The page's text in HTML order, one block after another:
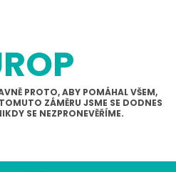
PROTO, ABY POMÁHAL VŠEM,
ZÁMĚRU JSME SE DODNES
SE NEZPRONEVĚŘÍME.